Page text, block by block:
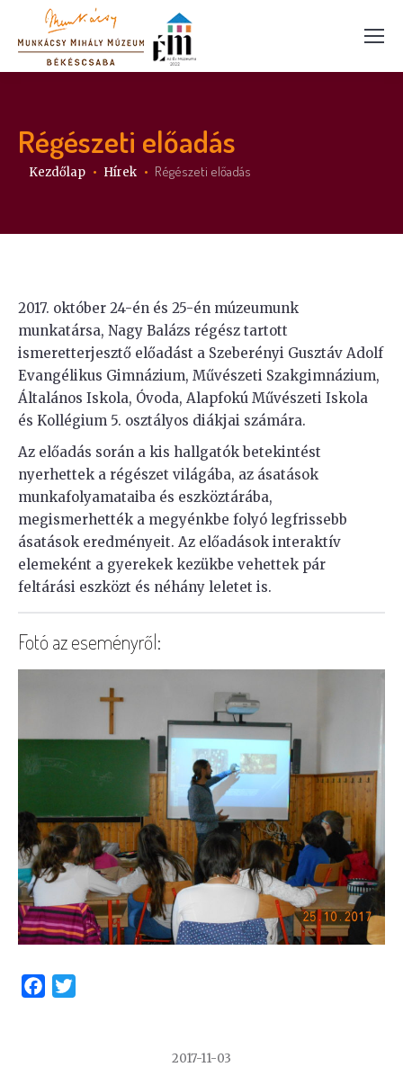
Régészeti előadás
Itt vagy:
Kezdőlap Hírek Régészeti előadás
2017. október 24-én és 25-én múzeumunk
munkatársa, Nagy Balázs régész tartott
ismeretterjesztő előadást a Szeberényi Gusztáv Adolf
Evangélikus Gimnázium, Művészeti Szakgimnázium,
Általános Iskola, Óvoda, Alapfokú Művészeti Iskola
és Kollégium 5. osztályos diákjai számára.
Az előadás során a kis hallgatók betekintést
nyerhettek a régészet világába, az ásatások
munkafolyamataiba és eszköztárába,
megismerhették a megyénkbe folyó legfrissebb
ásatások eredményeit. Az előadások interaktív
elemeként a gyerekek kezükbe vehettek pár
feltárási eszközt és néhány leletet is.
Fotó az eseményről:
Facebook
2017-11-03